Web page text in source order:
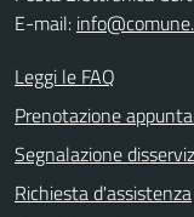
E-mail:
Leggi le FAQ
Prenotazione
Segnalazione
Richiesta d'assistenza